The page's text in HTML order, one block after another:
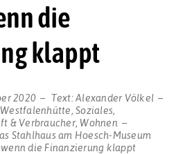
die
klappt
2020 Text:Alexander Völkel
, Soziales,
& Verbraucher,Wohnen
Stahlhaus am Hoesch-Museum
die Finanzierung klappt